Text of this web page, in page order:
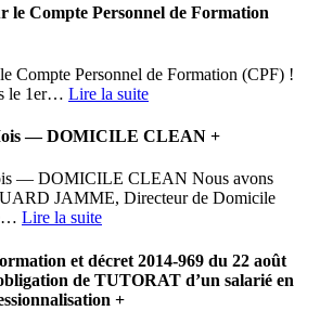
le Compte Personnel de Formation
Compte Personnel de Formation (CPF) !
le 1er… Lire la suite
— DOMICILE CLEAN +
— DOMICILE CLEAN Nous avons
JAMME, Directeur de Domicile
… Lire la suite
et décret 2014-969 du 22 août
de TUTORAT d’un salarié en
+